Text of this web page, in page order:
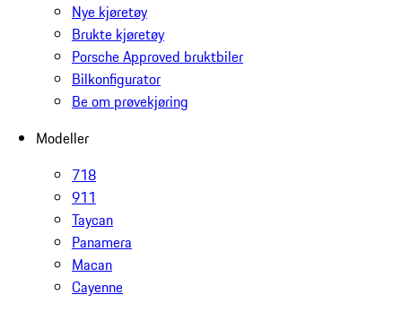
Nye kjøretøy
Brukte kjøretøy
Porsche Approved bruktbiler
Bilkonfigurator
Be om prøvekjøring
Modeller
718
911
Taycan
Panamera
Macan
Cayenne